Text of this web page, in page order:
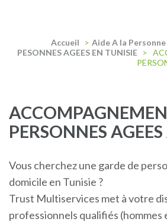
Accueil > Aide A la
PESONNES AGEES EN TUNISIE >
PERSONNES
Vous cherchez une garde de
domicile en Tunisie ?
Trust Multiservices met à votre
professionnels qualifiés (hommes